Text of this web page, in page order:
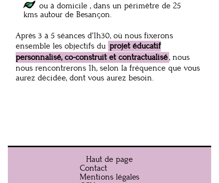
ou à domicile , dans un périmètre de 25
kms autour de Besançon.
Après 3 à 5 séances d'1h30, où nous fixerons
ensemble les objectifs du projet éducatif
personnalisé, co-construit et contractualisé, nous
nous rencontrerons 1h, selon la fréquence que vous
aurez décidée, dont vous aurez besoin.
Pied
Contact
Mentions légales
Haut de page